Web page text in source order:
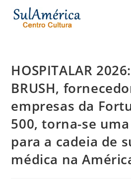
para
HOSPITALAR
BRUSH,
empresas da
500, torna-se
para a cadeia de
médica na